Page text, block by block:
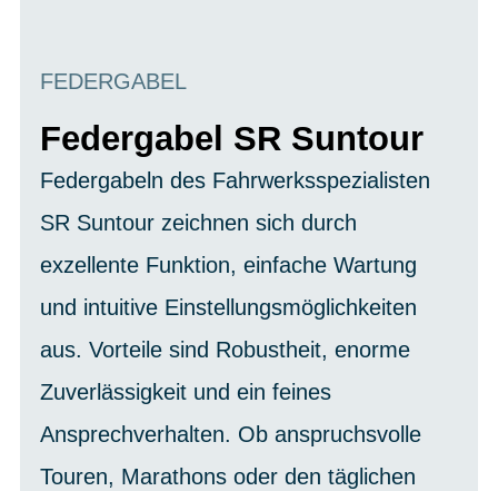
FEDERGABEL
Federgabel SR Suntour
Federgabeln des Fahrwerksspezialisten
SR Suntour zeichnen sich durch
exzellente Funktion, einfache Wartung
und intuitive Einstellungsmöglichkeiten
aus. Vorteile sind Robustheit, enorme
Zuverlässigkeit und ein feines
Ansprechverhalten. Ob anspruchsvolle
Touren, Marathons oder den täglichen